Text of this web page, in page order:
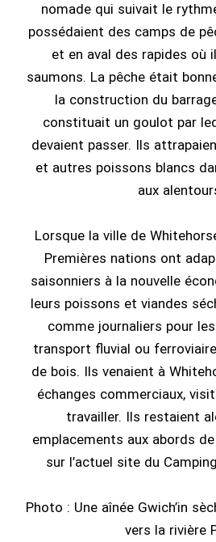
nomade qui suivait le
possédaient des camps de
et en aval des rapides où
saumons. La pêche était
la construction du
constituait un goulot par
devaient passer. Ils
et autres poissons blancs
aux
Lorsque la ville de
Premières nations ont
saisonniers à la nouvelle
leurs poissons et viandes
comme journaliers pour
transport fluvial ou
de bois. Ils venaient à
échanges commerciaux,
travailler. Ils restaient
emplacements aux abords
sur l’actuel site du
Photo : Une aînée Gwich’in
vers la rivière